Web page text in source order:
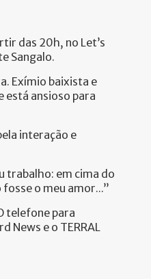
das 20h, no Let’s
Sangalo.
Exímio baixista e
está ansioso para
interação e
trabalho: em cima do
o meu amor...”
telefone para
News e o TERRAL